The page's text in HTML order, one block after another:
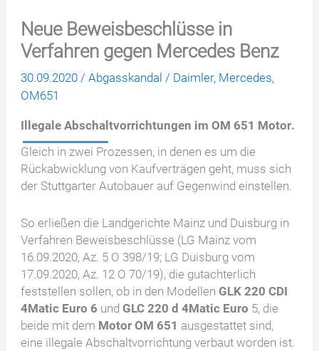
Neue Beweisbeschlüsse in
Verfahren gegen Mercedes Benz
30.09.2020/Abgasskandal / Daimler, Mercedes,
OM651
Illegale Abschaltvorrichtungen im OM 651 Motor.
Gleich in zwei Prozessen, in denen es um die
Rückabwicklung von Kaufverträgen geht, muss sich
der Stuttgarter Autobauer auf Gegenwind einstellen.
So erließen die Landgerichte Mainz und Duisburg in
Verfahren Beweisbeschlüsse (LG Mainz vom
16.09.2020, Az. 5 O 398/19; LG Duisburg vom
17.09.2020, Az. 12 O 70/19), die gutachterlich
feststellen sollen, ob in den ModellenGLK 220 CDI
4Matic Euro 6 undGLC 220 d 4Matic Euro 5, die
beide mit dem Motor OM 651 ausgestattet sind,
eine illegale Abschaltvorrichtung verbaut worden ist.